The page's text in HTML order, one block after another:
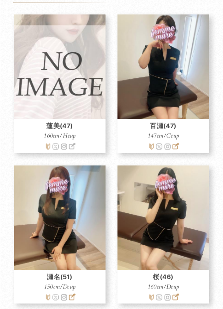
蓮美(47)
160cm/Hcup
百瀬(47)
147cm/Ccup
瀬名(51)
150cm/Dcup
桜(46)
160cm/Dcup